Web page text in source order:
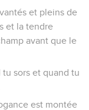
et pleins de
et la tendre
avant que le
tu sors et quand tu
est montée